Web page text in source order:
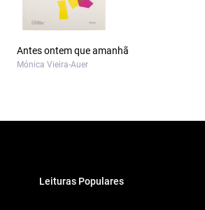
Antes ontem que amanhã
Mónica Vieira-Auer
Leituras Populares